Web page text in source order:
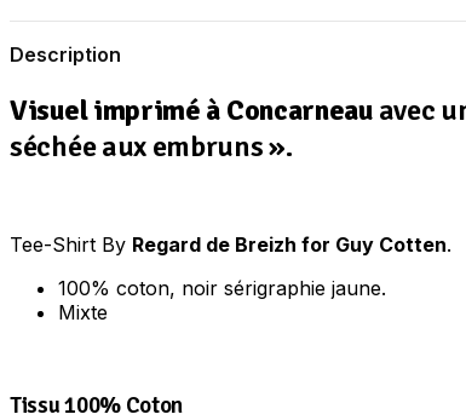
Description
Visuel imprimé à Concarneauavec
séchée aux embruns ».
Tee-Shirt By Regard de Breizh for Guy Cotten.
100% coton, noir sérigraphie jaune.
Mixte
Tissu 100% Coton